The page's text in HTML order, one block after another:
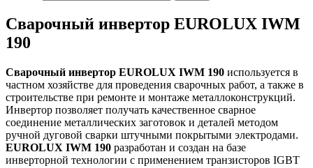
Сварочный инвертор EUROLUX IWM
190
Сварочный инвертор EUROLUX IWM 190 используется в
частном хозяйстве для проведения сварочных работ, а также в
строительстве при ремонте и монтаже металлоконструкций.
Инвертор позволяет получать качественное сварное
соединение металлических заготовок и деталей методом
ручной дуговой сварки штучными покрытыми электродами.
EUROLUX IWM 190 разработан и создан на базе
инверторной технологии с применением транзисторов IGBT